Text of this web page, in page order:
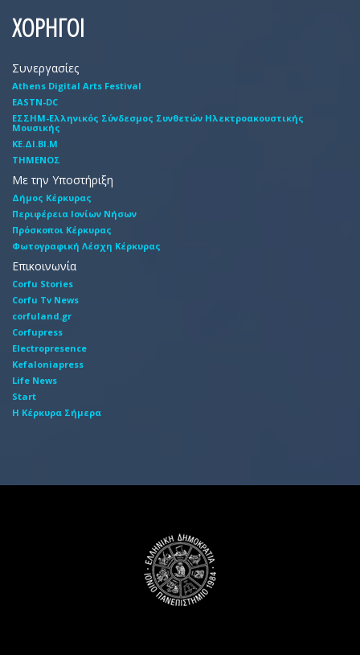
ΧΟΡΗΓΟΙ
Συνεργασίες
Athens Digital Arts Festival
EASTN-DC
EΣΣHM-Eλληνικός Σύνδεσμος Συνθετών Hλεκτροακουστικής
Mουσικής
ΚΕ.ΔΙ.ΒΙ.Μ
ΤΗΜΕΝΟΣ
Με την Υποστήριξη
Δήμος Κέρκυρας
Περιφέρεια Ιονίων Νήσων
Πρόσκοποι Κέρκυρας
Φωτογραφική Λέσχη Κέρκυρας
Επικοινωνία
Corfu Stories
Corfu Tv News
corfuland.gr
Corfupress
Electropresence
Kefaloniapress
Life News
Start
Η Κέρκυρα Σήμερα